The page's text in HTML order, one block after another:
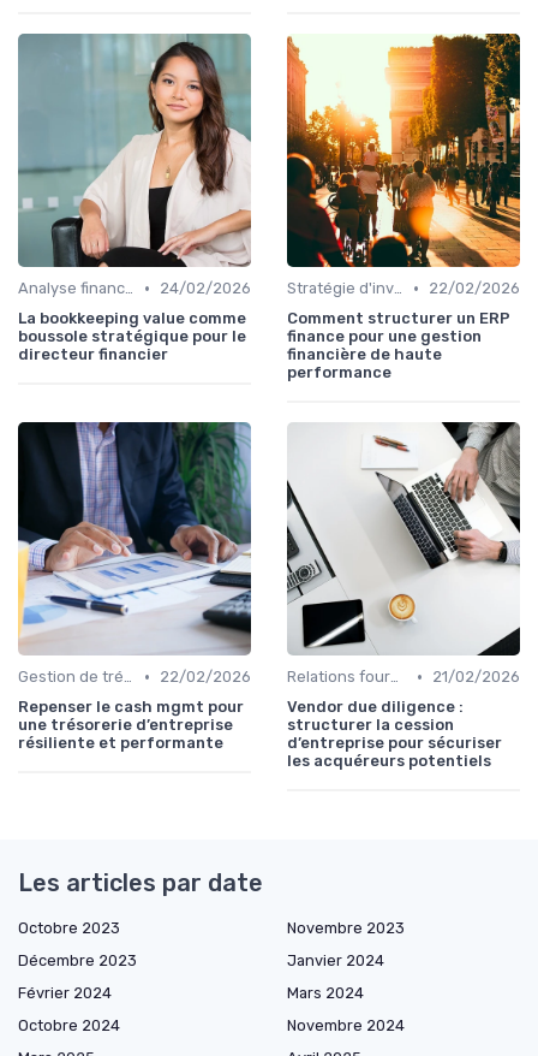
Analyse financière •
24/02/2026
La bookkeeping value comme
boussole stratégique pour le
directeur financier
Stratégie d'investissement •
22/02/2026
Comment structurer un ERP
finance pour une gestion
financière de haute
performance
Gestion de trésorerie •
22/02/2026
Repenser le cash mgmt pour
une trésorerie d’entreprise
résiliente et performante
Relations fournisseurs •
21/02/2026
Vendor due diligence :
structurer la cession
d’entreprise pour sécuriser
les acquéreurs potentiels
Les articles par date
Octobre 2023
Novembre 2023
Décembre 2023
Janvier 2024
Février 2024
Mars 2024
Octobre 2024
Novembre 2024